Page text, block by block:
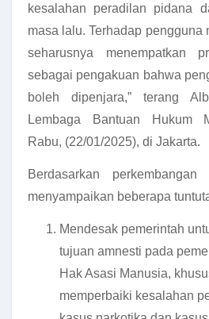
kesalahan peradilan pidana
masa lalu. Terhadap pengguna
seharusnya menempatkan
sebagai pengakuan bahwa
boleh dipenjara,” terang
Lembaga Bantuan Hukum
Rabu, (22/01/2025), di Jakarta.
Berdasarkan
menyampaikan beberapa
Mendesak pemerintah
tujuan amnesti pada
Hak Asasi Manusia,
memperbaiki kesalahan